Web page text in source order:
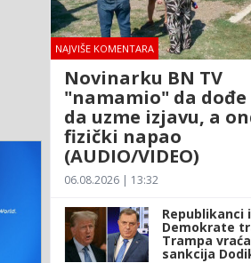
NAJVIŠE KOMENTARA
Novinarku BN TV
"namamio" da dođe
da uzme izjavu, a
fizički napao
(AUDIO/VIDEO)
06.08.2026 | 13:32
Republikanci i
Demokrate
Trampa
sankcija